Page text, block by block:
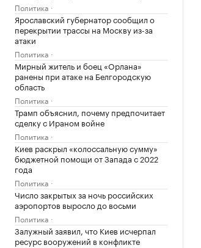
Политика
Ярославский губернатор сообщил о
перекрытии трассы на Москву из-за
атаки
Политика
Мирный житель и боец «Орлана»
ранены при атаке на Белгородскую
область
Политика
Трамп объяснил, почему предпочитает
сделку с Ираном войне
Политика
Киев раскрыл «колоссальную сумму»
бюджетной помощи от Запада с 2022
года
Политика
Число закрытых за ночь российских
аэропортов выросло до восьми
Политика
Залужный заявил, что Киев исчерпал
ресурс вооружений в конфликте